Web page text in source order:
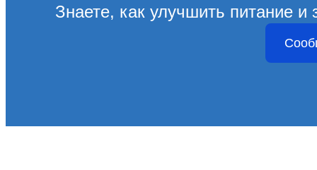
Знаете, как улучшить питание и